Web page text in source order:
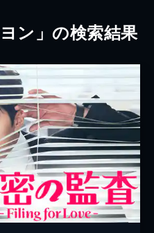
ン」の検索結果